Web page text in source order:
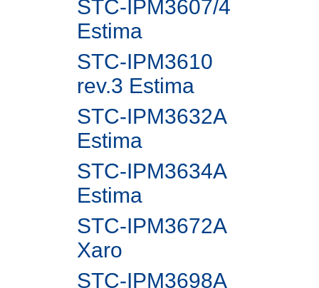
STC-IPM3607/4
Estima
STC-IPM3610
rev.3 Estima
STC-IPM3632A
Estima
STC-IPM3634A
Estima
STC-IPM3672A
Xaro
STC-IPM3698A